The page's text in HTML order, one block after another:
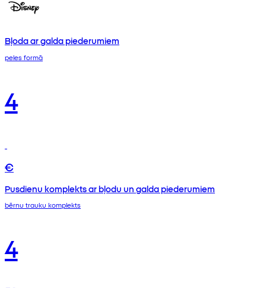
Bļoda ar galda piederumiem
peles formā
4
€
Pusdienu komplekts ar bļodu un galda piederumiem
bērnu trauku komplekts
4